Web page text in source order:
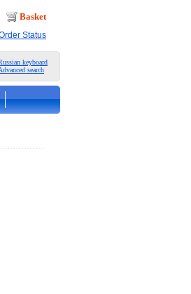
Basket
Status
keyboard
search